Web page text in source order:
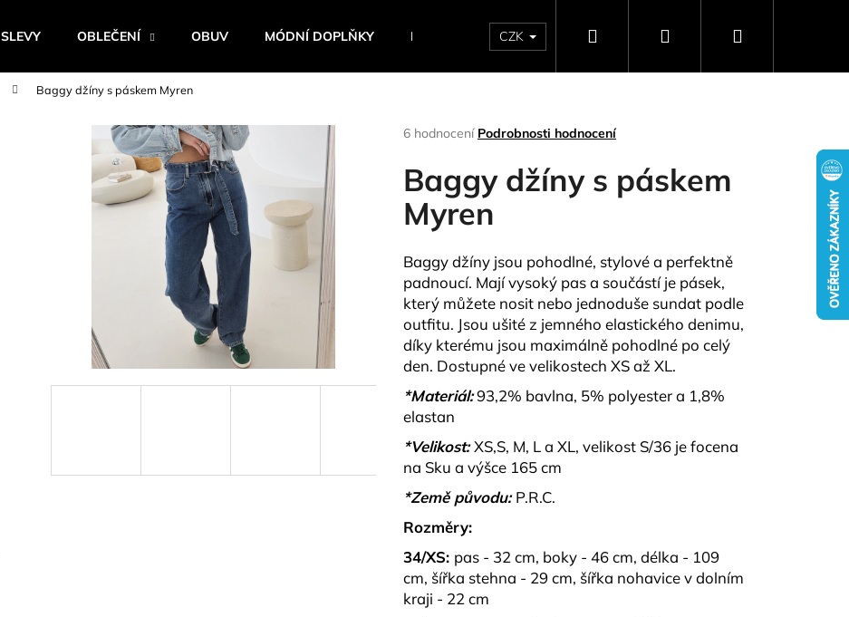
SLEVY OBLEČENÍ OBUV MÓDNÍ DOPLŇKY BESTSELLERY NAPIŠTE NÁM DÁRKOVÉ POUKAZY
CZK Hledat PřihlášeníNákupní
Baggy džíny s páskem Myren
Průměrné
produktu
je
4,8
hvězdiček.
6 hodnocení Podrobnosti hodnocení
Baggy džíny s páskem
Myren
Baggy džíny jsou pohodlné, stylové a perfektně
padnoucí. Mají vysoký pas a součástí je pásek,
který můžete nosit nebo jednoduše sundat podle
outfitu. Jsou ušité z jemného elastického denimu,
díky kterému jsou maximálně pohodlné po celý
den. Dostupné ve velikostech XS až XL.
*Materiál:93,2% bavlna, 5% polyester a 1,8%
elastan
*Velikost: XS,S, M, L a XL, velikost S/36 je focena
na Sku a výšce 165 cm
*Země původu: P.R.C.
Rozměry:
34/XS: pas - 32 cm, boky - 46 cm, délka - 109
cm, šířka stehna - 29 cm, šířka nohavice v dolním
kraji - 22 cm
Co potřebujete najít?
Doporučujeme
Následující
BÉŽOVÝ SET TOPU A KALHOT S
KORÁLKY AVENZA